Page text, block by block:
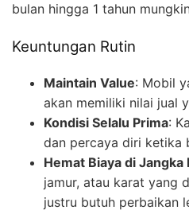
bulan hingga 1 tahun
Keuntungan Rutin
Maintain Value: Mobil
akan memiliki nilai jual
Kondisi Selalu Prima:
dan percaya diri ketika
Hemat Biaya di Jangka
jamur, atau karat yang
justru butuh perbaikan